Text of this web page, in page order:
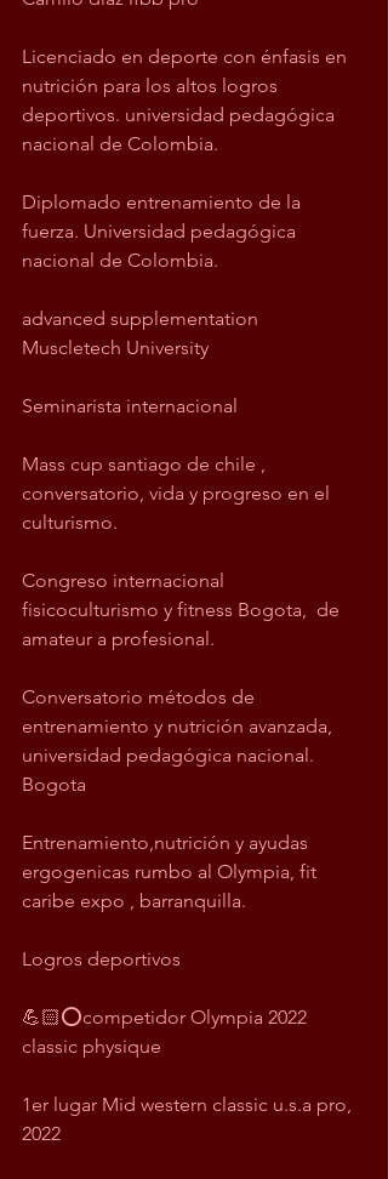
Licenciado en deporte con énfasis en
nutrición para los altos logros
deportivos. universidad pedagógica
nacional de Colombia.
Diplomado entrenamiento de la
fuerza. Universidad pedagógica
nacional de Colombia.
advanced supplementation
Muscletech University
Seminarista internacional
Mass cup santiago de chile ,
conversatorio, vida y progreso en el
culturismo.
Congreso internacional
fisicoculturismo y fitness Bogota,  de
amateur a profesional.
Conversatorio métodos de
entrenamiento y nutrición avanzada,
universidad pedagógica nacional.
Bogota
Entrenamiento,nutrición y ayudas
ergogenicas rumbo al Olympia, fit
caribe expo , barranquilla.
Logros deportivos
💪🏻⭕️competidor Olympia 2022
classic physique
1er lugar Mid western classic u.s.a pro,
2022